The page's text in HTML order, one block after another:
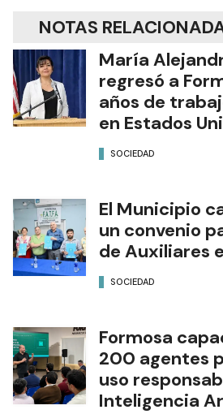
NOTAS
María
regresó a
años de
en Estados
SOCIEDAD
El Municipio
un convenio
de Auxiliares
SOCIEDAD
Formosa
200 agentes
uso
Inteligencia